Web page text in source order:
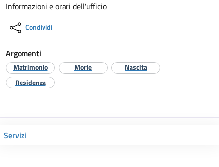
Informazioni e orari dell'ufficio
Condividi
Argomenti
Matrimonio Morte
Nascita
Residenza
Servizi